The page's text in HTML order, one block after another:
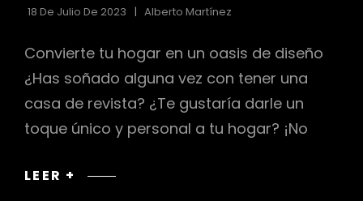
18 De Julio De 2023 Alberto Martínez
Convierte tu hogar en un oasis de diseño
¿Has soñado alguna vez con tener una
casa de revista? ¿Te gustaría darle un
toque único y personal a tu hogar? ¡No
LEER +
CÓMO